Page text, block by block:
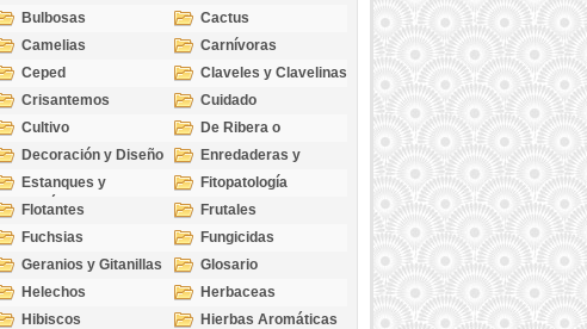
Bulbosas
Cactus
Camelias
Carnívoras
Ceped
Claveles y Clavelinas
Crisantemos
Cuidado
Cultivo
De Ribera o
Palustres
Decoración y Diseño
Enredaderas y
cubresuelos
Estanques y
Acuáticas
Fitopatología
Flotantes
Frutales
Fuchsias
Fungicidas
Geranios y Gitanillas
Glosario
Helechos
Herbaceas
Hibiscos
Hierbas Aromáticas